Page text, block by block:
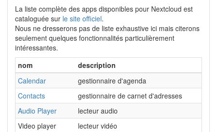
La liste complète des apps disponibles pour Nextcloud est
cataloguée sur le site officiel.
Nous ne dresserons pas de liste exhaustive ici mais citerons
seulement quelques fonctionnalités particulièrement
intéressantes.
nom
description
Calendar
gestionnaire d'agenda
Contacts
gestionnaire de carnet d'adresses
Audio Player
lecteur audio
Video player
lecteur vidéo